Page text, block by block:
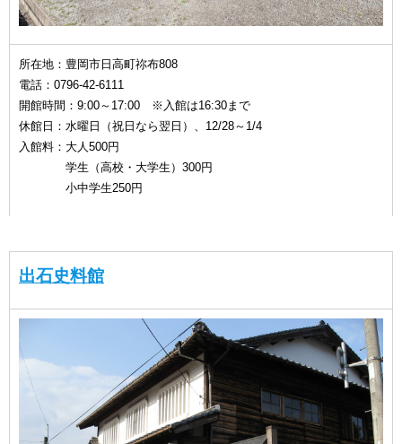
所在地：豊岡市日高町祢布808
電話：0796-42-6111
開館時間：9:00～17:00 ※入館は16:30まで
休館日：水曜日（祝日なら翌日）、12/28～1/4
入館料：大人500円
学生（高校・大学生）300円
小中学生250円
出石史料館